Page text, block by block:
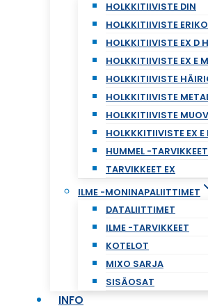
HOLKKITIIVISTE DIN
HOLKKITIIVISTE
HOLKKITIIVISTE EX D
HOLKKITIIVISTE EX E
HOLKKITIIVISTE
HOLKKITIIVISTE
HOLKKITIIVISTE
HOLKKKITIIVISTE EX E
HUMMEL -TARVIKKEET
TARVIKKEET EX
ILME -MONINAPALIITTIMET
DATALIITTIMET
ILME -TARVIKKEET
KOTELOT
MIXO SARJA
SISÄOSAT
INFO